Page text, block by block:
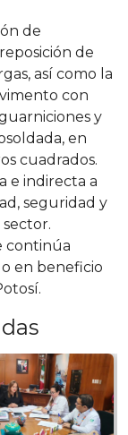
de
de
así como la
con
y
en
cuadrados.
e indirecta a
seguridad y
continúa
en beneficio